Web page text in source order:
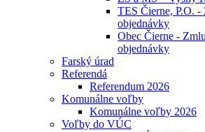
TES Čierne, P.O.
objednávky
Obec Čierne -
objednávky
Farský úrad
Referendá
Referendum 2026
Komunálne voľby
Komunálne voľby 2026
Voľby do VÚC